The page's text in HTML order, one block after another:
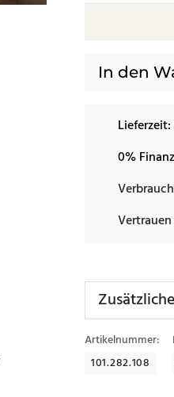
In den
Lieferzeit:
0%
Artikelnummer:
101.282.108